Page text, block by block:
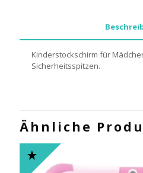
Kinderstockschirm für
Sicherheitsspitzen.
Ähnliche